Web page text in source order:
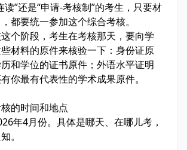
读”还是“申请-考核制”的考生，只要材
都要统一参加这个综合考核。
个阶段，考生在考核那天，要向学
材料的原件来核验一下：身份证原
和学位的证书原件；外语水平证明
你最有代表性的学术成果原件。
核的时间和地点
年4月份。具体是哪天、在哪儿考，
。